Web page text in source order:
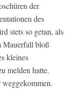
der
des
stets so getan, als
Mauerfall bloß
kleines
melden hatte.